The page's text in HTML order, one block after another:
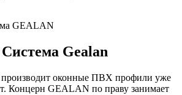
Gealan
оконные ПВХ профили уже
Концерн GEALAN по праву занимает